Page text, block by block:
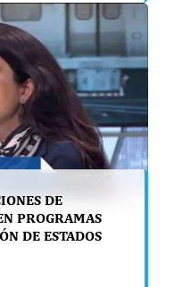
DE
PROGRAMAS
DE ESTADOS